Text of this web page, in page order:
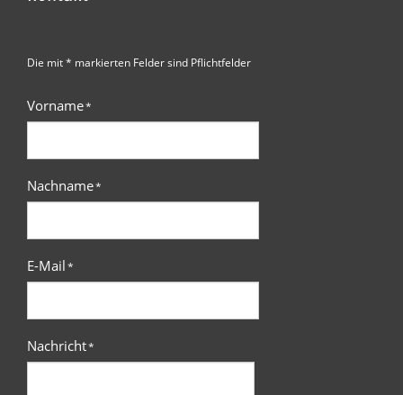
Die mit * markierten Felder sind Pflichtfelder
Vorname*
Nachname*
E-Mail*
Nachricht*